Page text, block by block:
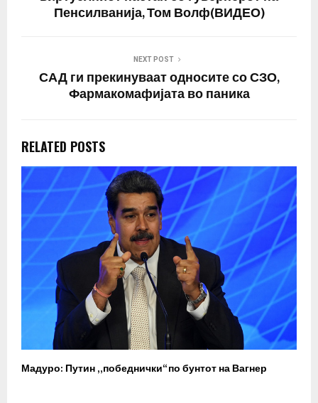
Пенсилванија, Том Волф(ВИДЕО)
NEXT POST
САД ги прекинуваат односите со СЗО,
Фармакомафијата во паника
RELATED POSTS
Мадуро: Путин „победнички“ по бунтот на Вагнер